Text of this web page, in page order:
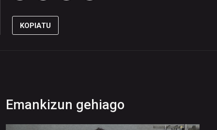
KOPIATU
Emankizun gehiago